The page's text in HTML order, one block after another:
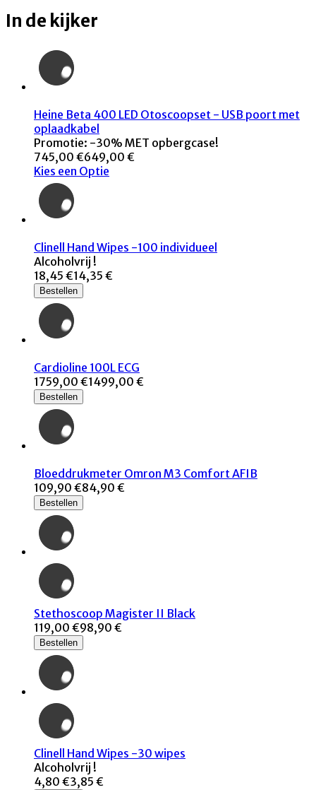
In de kijker
Heine Beta 400 LED Otoscoopset - USB poort met
oplaadkabel
Promotie: -30% MET opbergcase!
745,00 €649,00 €
Kies een Optie
Clinell Hand Wipes -100 individueel
Alcoholvrij !
18,45 €14,35 €
Bestellen
Cardioline 100L ECG
1759,00 €1499,00 €
Bestellen
Bloeddrukmeter Omron M3 Comfort AFIB
109,90 €84,90 €
Bestellen
Stethoscoop Magister II Black
119,00 €98,90 €
Bestellen
Clinell Hand Wipes -30 wipes
Alcoholvrij !
4,80 €3,85 €